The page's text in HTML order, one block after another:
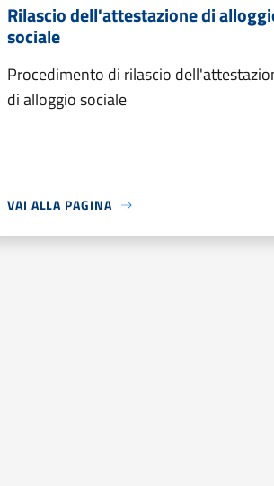
Rilascio dell'attestazione di
sociale
Procedimento di rilascio
di alloggio sociale
VAI ALLA PAGINA